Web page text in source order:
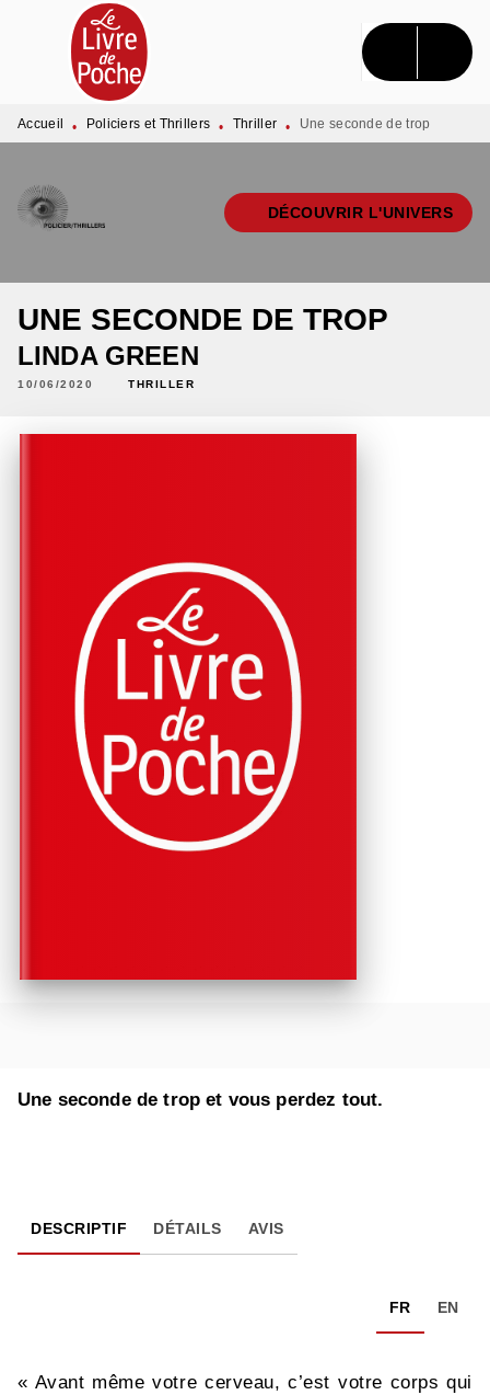
MENU RECHERCHE CONTENU
PIED DE PAGE
Accueil • Policiers et Thrillers • Thriller • Une seconde de trop
DÉCOUVRIR L'UNIVERS
UNE SECONDE DE TROP
LINDA GREEN
10/06/2020 THRILLER
Une seconde de trop et vous perdez tout.
DESCRIPTIF DÉTAILS AVIS
FR EN
« Avant même votre cerveau, c’est votre corps qui